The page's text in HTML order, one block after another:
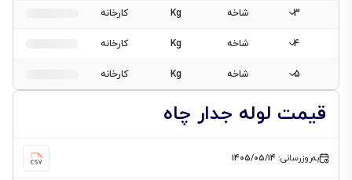
3 شاخه Kg کارخانه
4 شاخه Kg کارخانه
5 شاخه Kg کارخانه
قیمت لوله جدار چاه
به‌روزرسانی:۱۴۰۵/۰۵/۱۴